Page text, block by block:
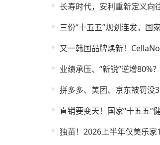
长寿时代，安利重新定义向
三份“十五五”规划连发，国
又一韩国品牌焕新！
业绩承压、“新锐”逆增80%
拼多多、美团、京东被罚没
直销要变天！国家“十五五”
独苗！2026上半年仅美乐